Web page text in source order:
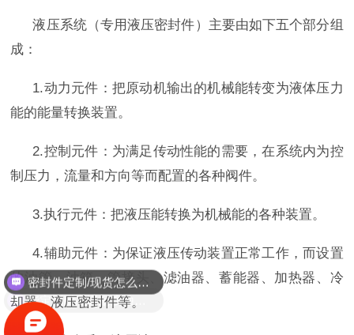
液压系统（专用液压密封件）主要由如下五个部分组
成：
1.动力元件：把原动机输出的机械能转变为液体压力
能的能量转换装置。
2.控制元件：为满足传动性能的需要，在系统内为控
制压力，流量和方向等而配置的各种阀件。
3.执行元件：把液压能转换为机械能的各种装置。
4.辅助元件：为保证液压传动装置正常工作，而设置
的油管、油箱、管接头、滤油器、蓄能器、加热器、冷
却器、液压密封件等。
能定制耐高温耐腐蚀密封件吗？